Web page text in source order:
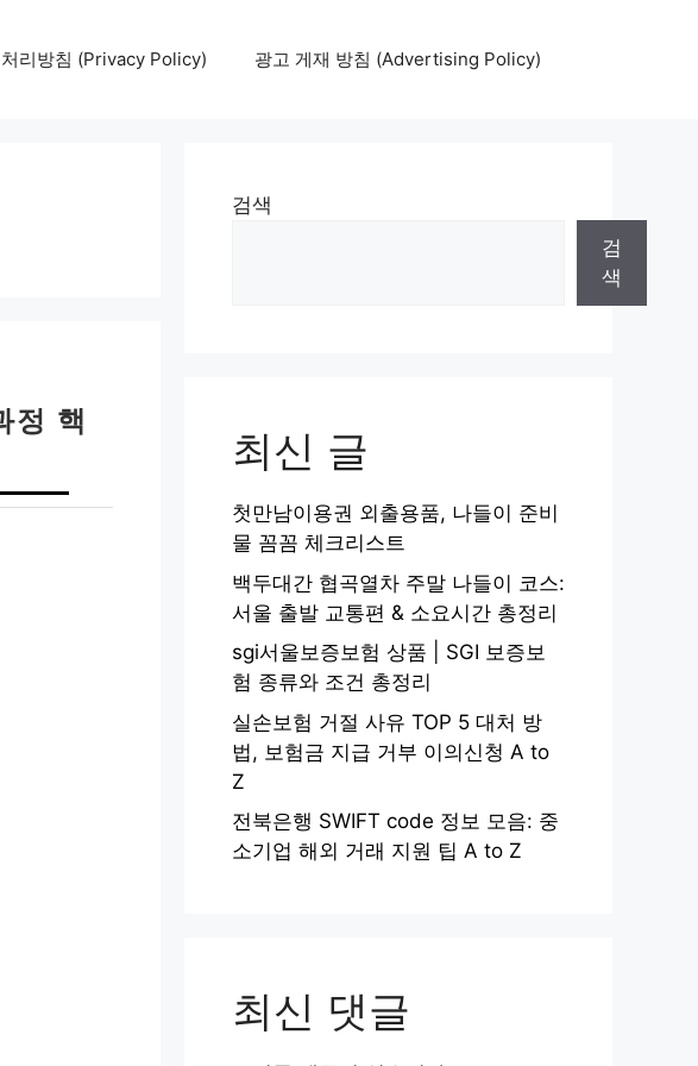
리방침 (Privacy Policy) 광고 게재 방침 (Advertising Policy)
정 핵
검색
검
색
최신 글
첫만남이용권 외출용품, 나들이 준비
물 꼼꼼 체크리스트
백두대간 협곡열차 주말 나들이 코스:
서울 출발 교통편 & 소요시간 총정리
sgi서울보증보험 상품 | SGI 보증보
험 종류와 조건 총정리
실손보험 거절 사유 TOP 5 대처 방
법, 보험금 지급 거부 이의신청 A to
Z
전북은행 SWIFT code 정보 모음: 중
소기업 해외 거래 지원 팁 A to Z
최신 댓글